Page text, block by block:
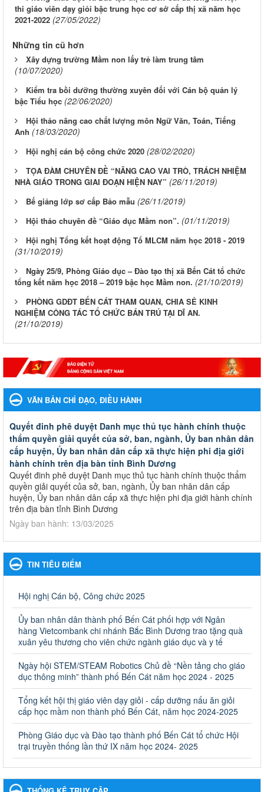
thi giáo viên dạy giỏi bậc trung học cơ sở cấp thị xã năm học
2021-2022 (27/05/2022)
Những tin cũ hơn
Xây dựng trường Mầm non lấy trẻ làm trung tâm
(10/07/2020)
Kiểm tra bồi dưỡng thường xuyên đối với Cán bộ quản lý
bậc Tiểu học (22/06/2020)
Hội thảo nâng cao chất lượng môn Ngữ Văn, Toán, Tiếng
Anh (18/03/2020)
Hội nghị cán bộ công chức 2020 (28/02/2020)
TỌA ĐÀM CHUYÊN ĐỀ “NÂNG CAO VAI TRÒ, TRÁCH NHIỆM
NHÀ GIÁO TRONG GIAI ĐOẠN HIỆN NAY” (26/11/2019)
Bế giảng lớp sơ cấp Bảo mẫu (26/11/2019)
Hội thảo chuyên đề “Giáo dục Mầm non”. (01/11/2019)
Hội nghị Tổng kết hoạt động Tổ MLCM năm học 2018 - 2019
(31/10/2019)
Ngày 25/9, Phòng Giáo dục – Đào tạo thị xã Bến Cát tổ chức
tổng kết năm học 2018 – 2019 bậc học Mầm non. (21/10/2019)
PHÒNG GDĐT BẾN CÁT THAM QUAN, CHIA SẺ KINH
NGHIỆM CÔNG TÁC TỔ CHỨC BÁN TRÚ TẠI DĨ AN.
(21/10/2019)
VĂN BẢN CHỈ ĐẠO, ĐIỀU HÀNH
Quyết đinh phê duyệt Danh mục thủ tục hành chính thuộc
thẩm quyền giải quyết của sở, ban, ngành, Ủy ban nhân dân
cấp huyện, Ủy ban nhân dân cấp xã thực hiện phi địa giới
hành chính trên địa bàn tỉnh Bình Dương
Quyết đinh phê duyệt Danh mục thủ tục hành chính thuộc thẩm
quyền giải quyết của sở, ban, ngành, Ủy ban nhân dân cấp
huyện, Ủy ban nhân dân cấp xã thực hiện phi địa giới hành chính
trên địa bàn tỉnh Bình Dương
Ngày ban hành: 13/03/2025
Kế hoạch Phổ biến, giáo dục pháp luật năm 2025 của ngành
Giáo dục và Đào tạo thành phố Bến Cát
Kế hoạch Phổ biến, giáo dục pháp luật năm 2025 của ngành
Ngày ban hành: 28/02/2025
Quyết định công bố thủ tục hành chính bị bãi bỏ trong lĩnh
vực giáo dục đào tạo thuộc hệ giáo dục quốc dân và cơ sở
giáo dục khác thuộc thẩm quyền giải quyết của Sở Giáo dục
và Đào tạo, Ủy ban nhân dân cấp huyện
Quyết định công bố thủ tục hành chính bị bãi bỏ trong lĩnh vực
giáo dục đào tạo thuộc hệ giáo dục quốc dân và cơ sở giáo dục
khác thuộc thẩm quyền giải quyết của Sở Giáo dục và Đào tạo,
Ủy ban nhân dân cấp huyện
Ngày ban hành: 30/09/2024
Hướng dẫn thực hiện nhiệm vụ giáo dục tiểu học năm học
2024-2025
Hướng dẫn thực hiện nhiệm vụ giáo dục tiểu học năm học 2024-
2025
Ngày ban hành: 26/09/2024
TIN TIÊU ĐIỂM
Hội nghị Cán bộ, Công chức 2025
Ủy ban nhân dân thành phố Bến Cát phối hợp với Ngân
hàng Vietcombank chi nhánh Bắc Bình Dương trao tặng quà
xuân yêu thương cho viên chức ngành giáo dục và y tế
Ngày hội STEM/STEAM Robotics Chủ đề “Nền tảng cho giáo
dục thông minh” thành phố Bến Cát năm học 2024 - 2025
Tổng kết hội thị giáo viên dạy giỏi - cấp dưỡng nấu ăn giỏi
cấp học mầm non thành phố Bến Cát, năm học 2024-2025
Phòng Giáo dục và Đào tạo thành phố Bến Cát tổ chức Hội
trại truyền thống lần thứ IX năm học 2024- 2025